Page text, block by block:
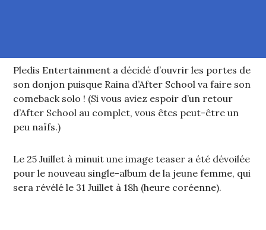
Pledis Entertainment a décidé d’ouvrir les portes de
son donjon puisque Raina d’After School va faire son
comeback solo ! (Si vous aviez espoir d’un retour
d’After School au complet, vous êtes peut-être un
peu naïfs.)
Le 25 Juillet à minuit une image teaser a été dévoilée
pour le nouveau single-album de la jeune femme, qui
sera révélé le 31 Juillet à 18h (heure coréenne).